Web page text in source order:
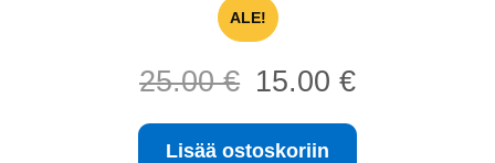
ALE!
25.00€
Alkuperäinen
hinta
oli:
25.00 €.
15.00 €Nykyinen
on:
Lisää ostoskoriin